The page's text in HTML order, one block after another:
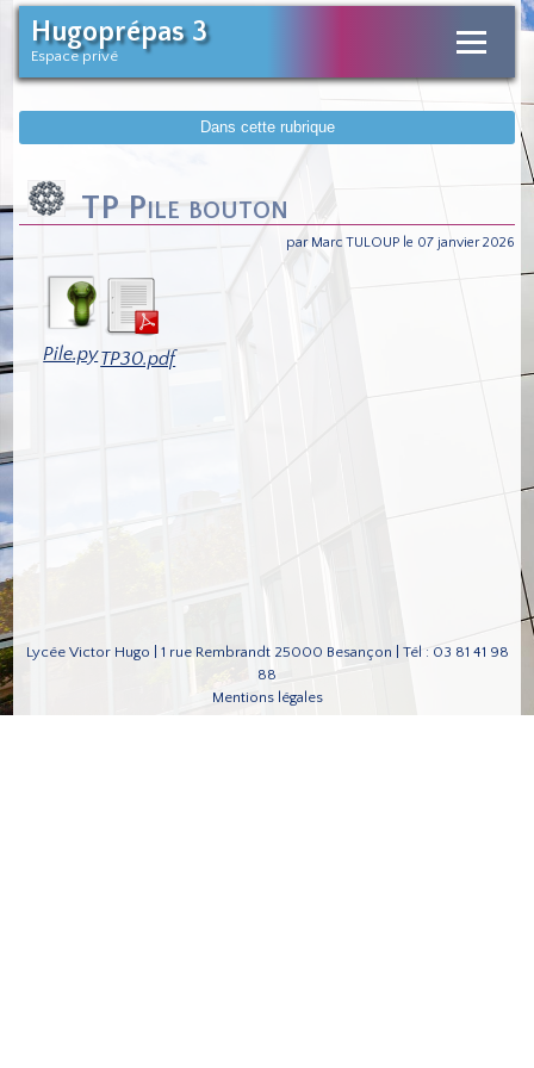
Hugoprépas 3
Espace privé
Dans cette rubrique
TP Pile bouton
par Marc TULOUP le 07 janvier 2026
Pile.pyTP30.pdf
Lycée Victor Hugo | 1 rue Rembrandt 25000 Besançon | Tél : 03 81 41 98
88
Mentions légales